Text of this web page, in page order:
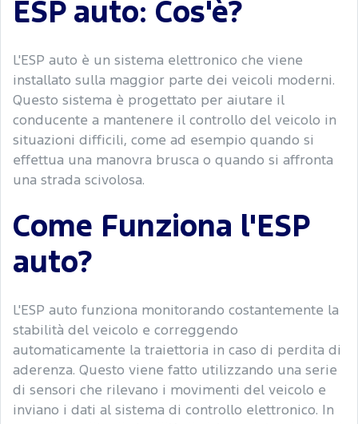
ESP auto: Cos'è?
L'ESP auto è un sistema elettronico che viene
installato sulla maggior parte dei veicoli moderni.
Questo sistema è progettato per aiutare il
conducente a mantenere il controllo del veicolo in
situazioni difficili, come ad esempio quando si
effettua una manovra brusca o quando si affronta
una strada scivolosa.
Come Funziona l'ESP
auto?
L'ESP auto funziona monitorando costantemente la
stabilità del veicolo e correggendo
automaticamente la traiettoria in caso di perdita di
aderenza. Questo viene fatto utilizzando una serie
di sensori che rilevano i movimenti del veicolo e
inviano i dati al sistema di controllo elettronico. In